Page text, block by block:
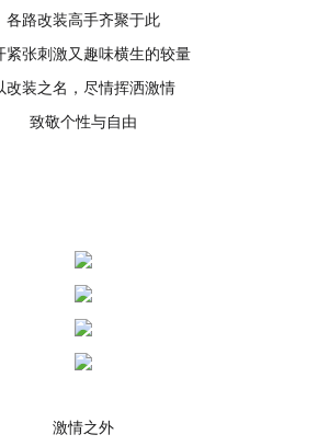
各路改装高手齐聚于此
紧张刺激又趣味横生的较量
改装之名，尽情挥洒激情
致敬个性与自由
激情之外